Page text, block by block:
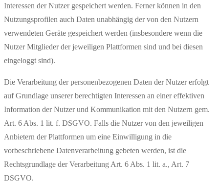
Interessen der Nutzer gespeichert werden. Ferner können in den
Nutzungsprofilen auch Daten unabhängig der von den Nutzern
verwendeten Geräte gespeichert werden (insbesondere wenn die
Nutzer Mitglieder der jeweiligen Plattformen sind und bei diesen
eingeloggt sind).
Die Verarbeitung der personenbezogenen Daten der Nutzer erfolgt
auf Grundlage unserer berechtigten Interessen an einer effektiven
Information der Nutzer und Kommunikation mit den Nutzern gem.
Art. 6 Abs. 1 lit. f. DSGVO. Falls die Nutzer von den jeweiligen
Anbietern der Plattformen um eine Einwilligung in die
vorbeschriebene Datenverarbeitung gebeten werden, ist die
Rechtsgrundlage der Verarbeitung Art. 6 Abs. 1 lit. a., Art. 7
DSGVO.